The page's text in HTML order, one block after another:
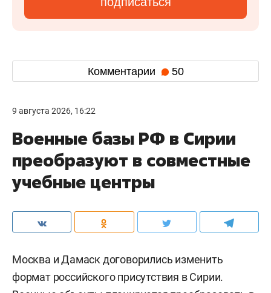
Комментарии 50
9 августа 2026, 16:22
Военные базы РФ в Сирии
преобразуют в совместные
учебные центры
Москва и Дамаск договорились изменить
формат российского присутствия в Сирии.